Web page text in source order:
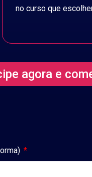
no curso que
agora e